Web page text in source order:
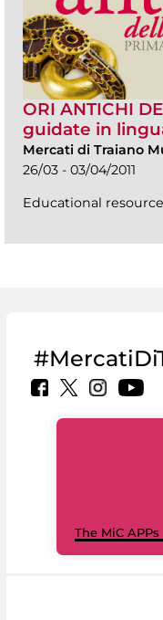
ORI ANTICHI
guidate in
Mercati di Traiano
26/03 - 03/04/2011
Educational
The MiC APPs